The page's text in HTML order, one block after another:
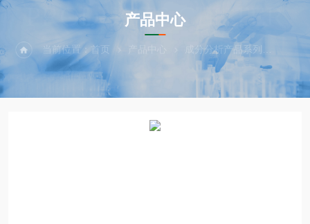
PRODUCTS CENTER
产品中心
当前位置：首页 产品中心 成分分析产品系列